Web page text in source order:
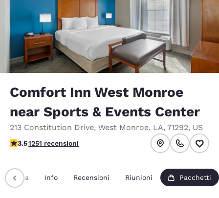
Comfort Inn West Monroe
near Sports & Events Center
213 Constitution Drive, West Monroe, LA, 71292, US
Valutazione di 3.55 stelle. Buono.
3.51251 recensioni
Info Recensioni Riunioni Pacchetti